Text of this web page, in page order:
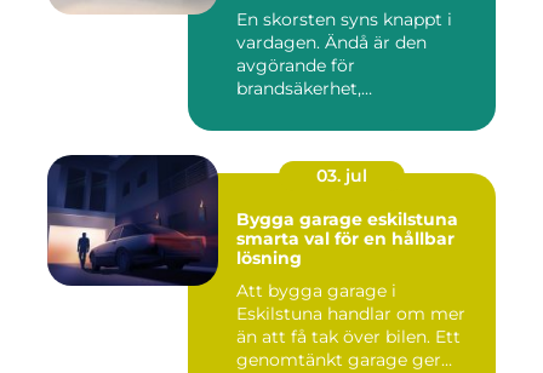
En skorsten syns knappt i
vardagen. Ändå är den
avgörande för
brandsäkerhet,
03. jul
Bygga garage eskilstuna
smarta val för en hållbar
lösning
Att bygga garage i
Eskilstuna handlar om mer
än att få tak över bilen. Ett
genomtänkt garage ger